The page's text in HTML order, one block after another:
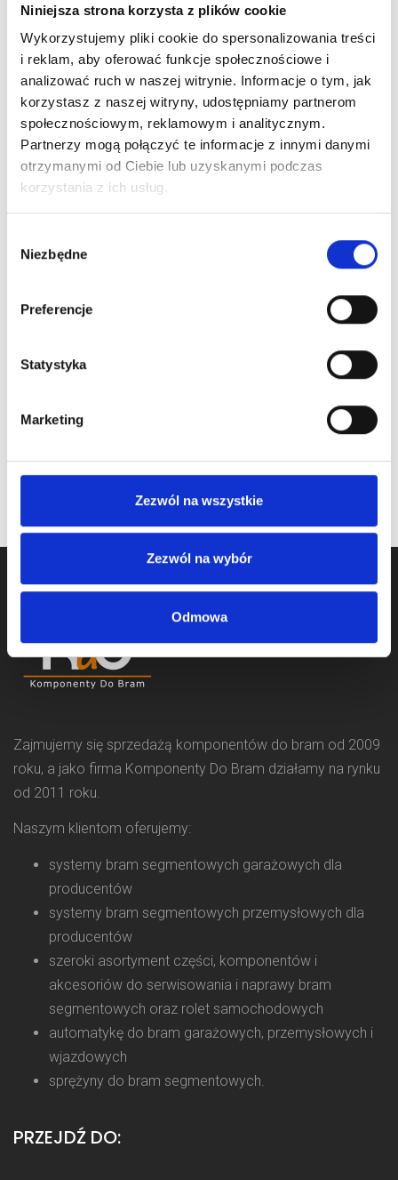
Niniejsza strona korzysta z plików cookie
Wykorzystujemy pliki cookie do spersonalizowania treści
i reklam, aby oferować funkcje społecznościowe i
analizować ruch w naszej witrynie. Informacje o tym, jak
korzystasz z naszej witryny, udostępniamy partnerom
społecznościowym, reklamowym i analitycznym.
Partnerzy mogą połączyć te informacje z innymi danymi
otrzymanymi od Ciebie lub uzyskanymi podczas
korzystania z ich usług.
zgody
Niezbędne
Preferencje
Statystyka
Marketing
Zezwól na wszystkie
Zezwól na wybór
Odmowa
Nr Art.:25008
Rolka czarna z
7,60
Nr Art.:250003
Rolka czarna
46/11/100mm 35kg
Cena detaliczna (brutto)
oczekiwanie na dostawę
Zajmujemy się sprzedażą komponentów do bram od 2009
roku, a jako firma Komponenty Do Bram działamy na rynku
od 2011 roku.
Naszym klientom oferujemy:
systemy bram segmentowych garażowych dla
producentów
systemy bram segmentowych przemysłowych dla
producentów
szeroki asortyment części, komponentów i
akcesoriów do serwisowania i naprawy bram
segmentowych oraz rolet samochodowych
automatykę do bram garażowych, przemysłowych i
wjazdowych
sprężyny do bram segmentowych.
PRZEJDŹ DO: